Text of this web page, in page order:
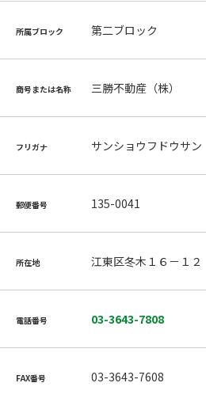
所属ブロック 第二ブロック
商号または名称 三勝不動産（株）
フリガナ サンショウフドウサン
郵便番号 135-0041
所在地 江東区冬木１６－１２
電話番号 03-3643-7808
FAX番号 03-3643-7608